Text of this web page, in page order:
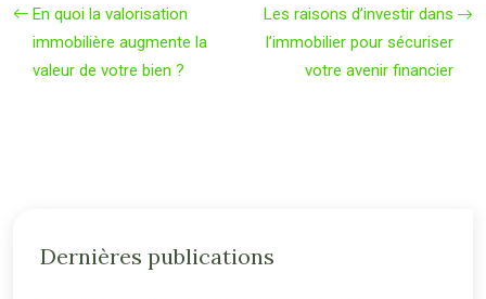
En quoi la valorisation
immobilière augmente la
valeur de votre bien ?
Les raisons d’investir dans
l’immobilier pour sécuriser
votre avenir financier
Dernières publications